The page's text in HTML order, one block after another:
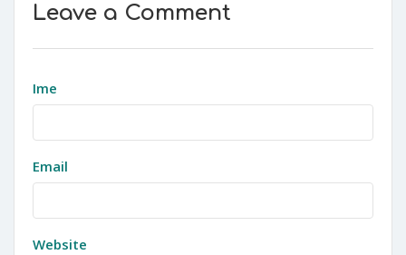
Leave a Comment
Ime
Email
Website